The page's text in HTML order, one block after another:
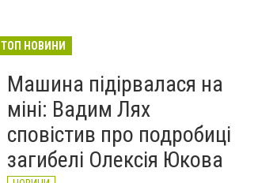
НОВИНИ
ТОП НОВИНИ
Машина підірвалася на
міні: Вадим Лях
сповістив про подробиці
загибелі Олексія Юкова